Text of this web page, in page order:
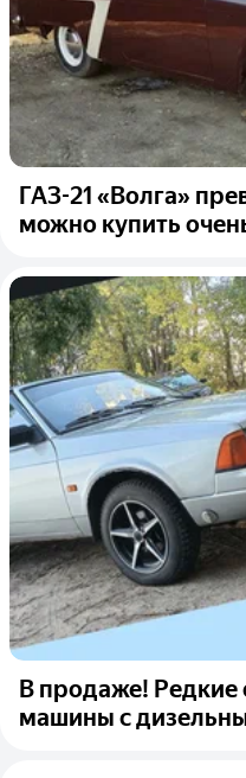
ГАЗ-21 «Волга»
можно купить
В продаже! Редкие
машины с